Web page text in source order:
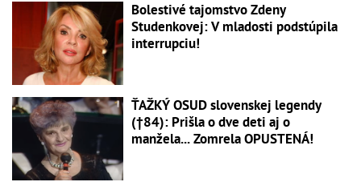
Bolestivé tajomstvo Zdeny
Studenkovej: V mladosti podstúpila
interrupciu!
ŤAŽKÝ OSUD slovenskej legendy
(†84): Prišla o dve deti aj o
manžela... Zomrela OPUSTENÁ!